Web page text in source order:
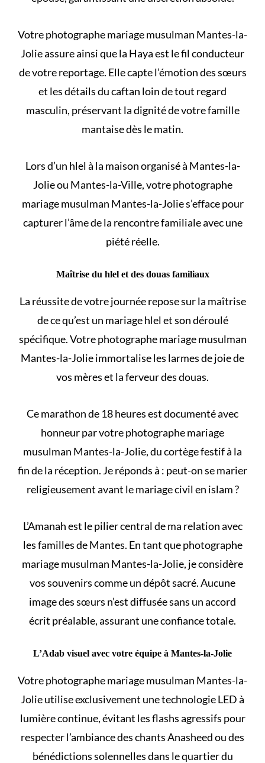
Votre photographe mariage musulman Mantes-la-
Jolie assure ainsi que la Haya est le fil conducteur
de votre reportage. Elle capte l’émotion des sœurs
et les détails du caftan loin de tout regard
masculin, préservant la dignité de votre famille
mantaise dès le matin.
Lors d’un hlel à la maisonorganisé à Mantes-la-
Jolie ou Mantes-la-Ville, votre photographe
mariage musulman Mantes-la-Jolie s’efface pour
capturer l’âme de la rencontre familiale avec une
piété réelle.
Maîtrise du hlel et des douas familiaux
La réussite de votre journée repose sur la maîtrise
dece qu’est un mariage hlel et son déroulé
spécifique. Votre photographe mariage musulman
Mantes-la-Jolie immortalise les larmes de joie de
vos mères et la ferveur des douas.
Ce marathon de 18 heures est documenté avec
honneur par votre photographe mariage
musulman Mantes-la-Jolie, du cortège festif à la
fin de la réception. Je réponds à : peut-on se marier
religieusement avant le mariage civil en islam?
L’Amanah est le pilier central de ma relation avec
les familles de Mantes. En tant que photographe
mariage musulman Mantes-la-Jolie, je considère
vos souvenirs comme un dépôt sacré. Aucune
image des sœurs n’est diffusée sans un accord
écrit préalable, assurant une confiance totale.
L’Adab visuel avec votre équipe à Mantes-la-Jolie
Votre photographe mariage musulman Mantes-la-
Jolie utilise exclusivement une technologie LED à
lumière continue, évitant les flashs agressifs pour
respecter l’ambiance des chants Anasheed ou des
bénédictions solennelles dans le quartier du